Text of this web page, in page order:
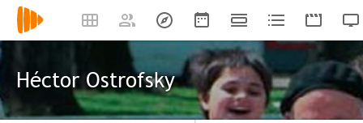
Héctor Ostrofsky